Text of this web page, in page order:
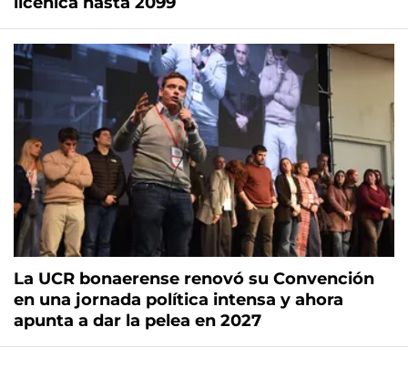
La UCR bonaerense renovó su Convención
en una jornada política intensa y ahora
apunta a dar la pelea en 2027